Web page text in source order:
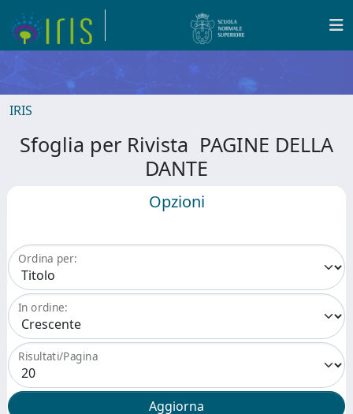
IRIS
Sfoglia per Rivista PAGINE DELLA
DANTE
Opzioni
Ordina per:
In ordine:
Risultati/Pagina